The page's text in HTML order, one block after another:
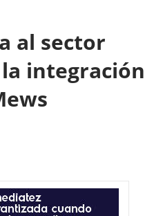
al sector
integración